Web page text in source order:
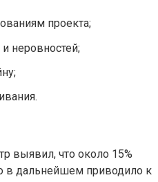
проекта;
и неровностей;
выявил, что около 15%
в дальнейшем приводило к